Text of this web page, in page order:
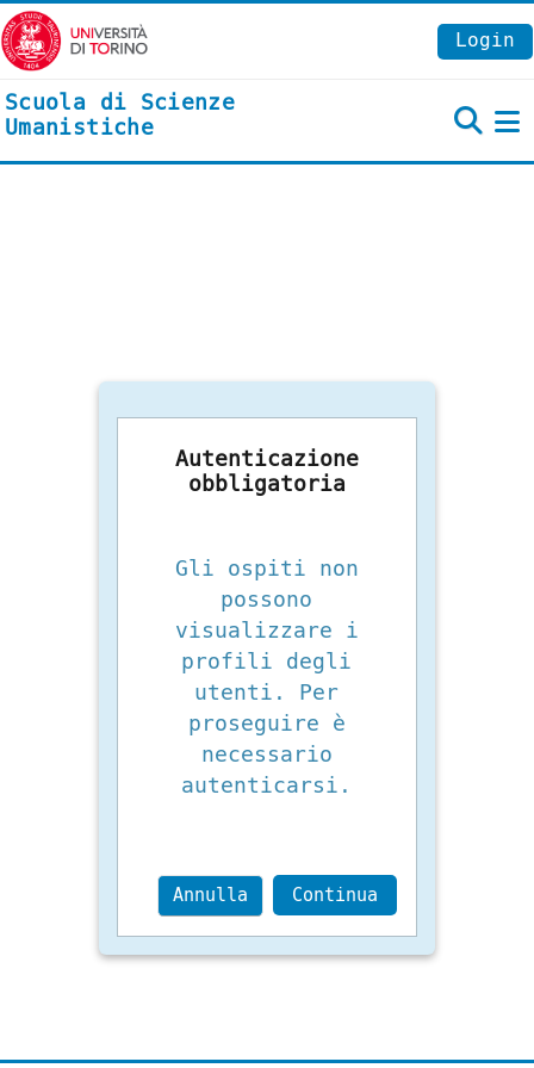
Vai al contenuto principale
Login
Scuola di Scienze
Umanistiche
Autenticazione
obbligatoria
Gli ospiti non
possono
visualizzare i
profili degli
utenti. Per
proseguire è
necessario
autenticarsi.
Annulla Continua